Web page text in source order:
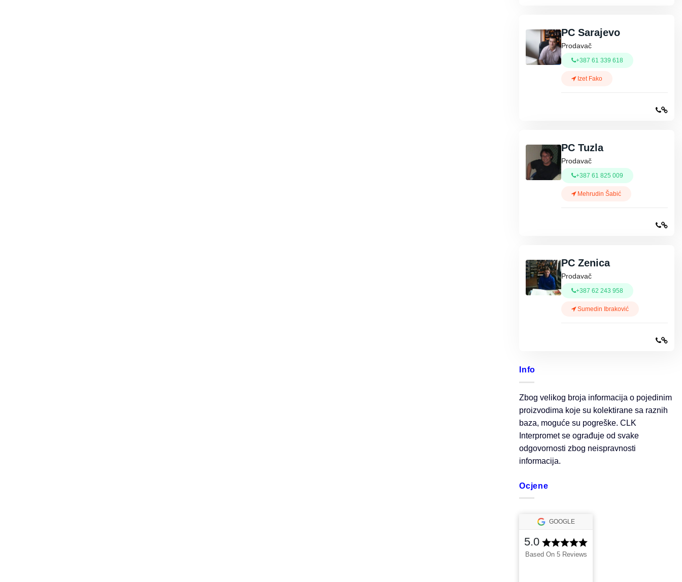
PC Sarajevo
Prodavač
+387 61 339 618
Izet Fako
PC Tuzla
Prodavač
+387 61 825 009
Mehrudin Šabić
PC Zenica
Prodavač
+387 62 243 958
Sumedin Ibraković
Info
Zbog velikog broja informacija o pojedinim
proizvodima koje su kolektirane sa raznih
baza, moguće su pogreške. CLK
Interpromet se ograđuje od svake
odgovornosti zbog neispravnosti
informacija.
Ocjene
GOOGLE
5.0
Based On 5 Reviews